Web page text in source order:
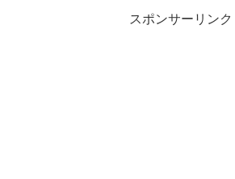
スポンサーリンク